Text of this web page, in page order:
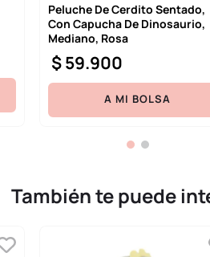
Peluche De Cerdito Sentado,
Con Capucha De Dinosaurio,
Mediano, Rosa
$59.900
A MI BOLSA
También te puede